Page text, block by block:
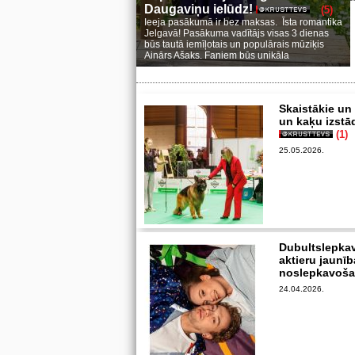
Daugaviņu ielūdz!
(5)
Ieeja pasākumā ir bez maksas. Īsta romantika
Jelgavā! Pasākuma vadītājs visas 3 dienas
būs tautā iemīļotais un populārais mūziķis
Ainārs Ašaks. Faniem būs unikāla
Skaistākie
un kaķu
(1)
25.05.2026.
aktieru
24.04.2026.